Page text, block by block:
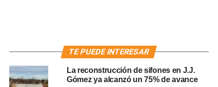
TE PUEDE INTERESAR
La reconstrucción de sifones en J.J.
Gómez ya alcanzó un 75% de avance